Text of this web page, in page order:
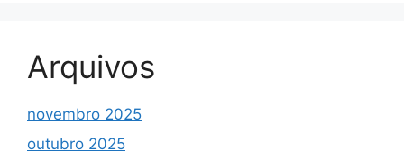
Arquivos
novembro 2025
outubro 2025